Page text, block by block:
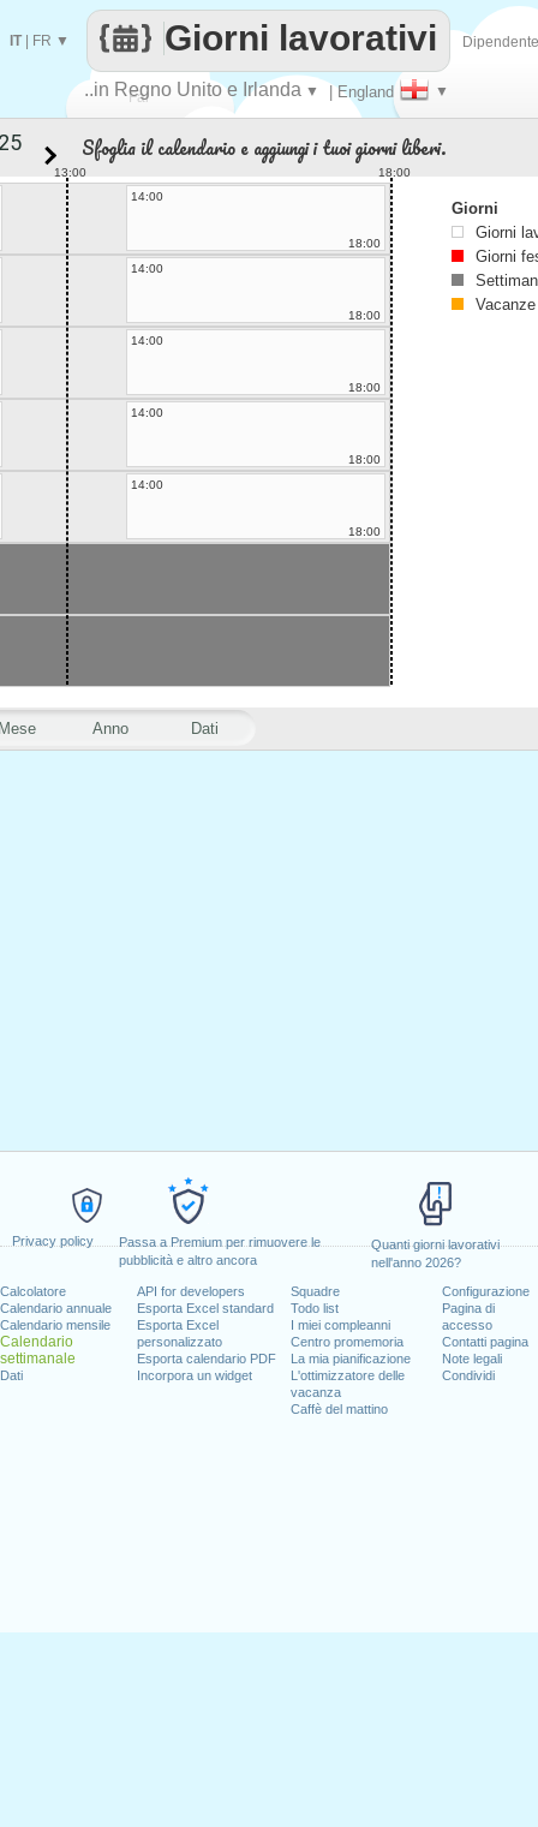
Privacy policy
Passa a Premium per rimuovere le
pubblicità e altro ancora
Quanti giorni lavorativi
nell'anno 2026?
Calcolatore
Calendario annuale
Calendario mensile
Calendario
settimanale
Dati
API for developers
Esporta Excel standard
Esporta Excel
personalizzato
Esporta calendario PDF
Incorpora un widget
Squadre
Todo list
I miei compleanni
Centro promemoria
La mia pianificazione
L'ottimizzatore delle
vacanza
Caffè del mattino
Configurazione
Pagina di
accesso
Contatti pagina
Note legali
Condividi
Fai
..in Regno Unito e Irlanda ▼ | England ▼
Giorni lavorativi
IT| FR ▼
Anno Dati
Sfoglia il calendario e aggiungi i tuoi giorni liberi.
13:00
18:00
14:00
18:00
14:00
18:00
14:00
18:00
14:00
18:00
14:00
18:00
Giorni
Giorni
Giorni
Vacanze